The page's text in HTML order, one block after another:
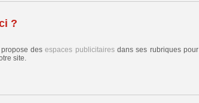
?
propose desespaces publicitairesdans ses rubriques
site.